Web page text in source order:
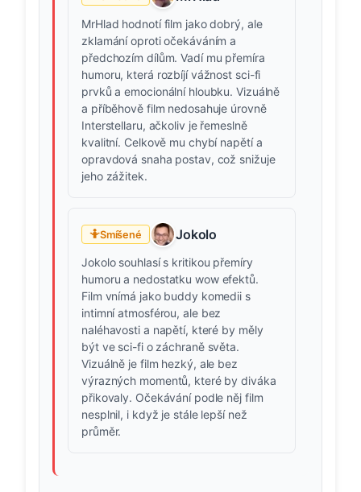
MrHlad hodnotí film jako dobrý, ale
zklamání oproti očekáváním a
předchozím dílům. Vadí mu přemíra
humoru, která rozbíjí vážnost sci-fi
prvků a emocionální hloubku. Vizuálně
a příběhově film nedosahuje úrovně
Interstellaru, ačkoliv je řemeslně
kvalitní. Celkově mu chybí napětí a
opravdová snaha postav, což snižuje
jeho zážitek.
🤷Smíšené Jokolo
Jokolo souhlasí s kritikou přemíry
humoru a nedostatku wow efektů.
Film vnímá jako buddy komedii s
intimní atmosférou, ale bez
naléhavosti a napětí, které by měly
být ve sci-fi o záchraně světa.
Vizuálně je film hezký, ale bez
výrazných momentů, které by diváka
přikovaly. Očekávání podle něj film
nesplnil, i když je stále lepší než
průměr.